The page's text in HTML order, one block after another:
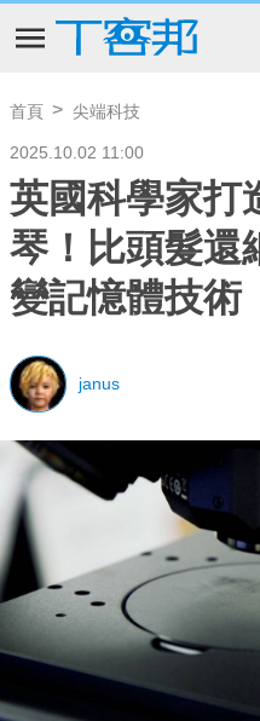
首頁 尖端科技
2025.10.02 11:00
英國科學家打
琴！比頭髮還
變記憶體技術
janus